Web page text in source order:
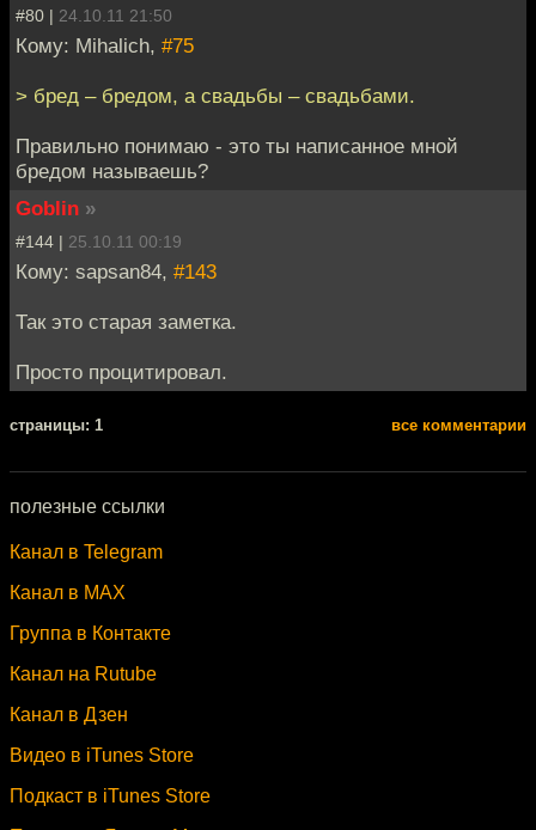
#80 | 24.10.11 21:50
Кому: Mihalich, #75
> бред – бредом, а свадьбы – свадьбами.
Правильно понимаю - это ты написанное мной
бредом называешь?
Goblin »
#144 | 25.10.11 00:19
Кому: sapsan84, #143
Так это старая заметка.
Просто процитировал.
cтраницы: 1 все комментарии
полезные ссылки
Канал в Telegram
Канал в MAX
Группа в Контакте
Канал на Rutube
Канал в Дзен
Видео в iTunes Store
Подкаст в iTunes Store